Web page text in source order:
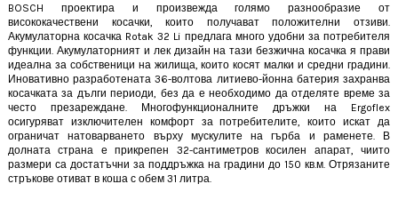
BOSCH проектира и произвежда голямо разнообразие от
висококачествени косачки, които получават положителни отзиви.
Акумулаторна косачка Rotak 32 Li предлага много удобни за потребителя
функции. Акумулаторният и лек дизайн на тази безжична косачка я прави
идеална за собственици на жилища, които косят малки и средни градини.
Иновативно разработената 36-волтова литиево-йонна батерия захранва
косачката за дълги периоди, без да е необходимо да отделяте време за
често презареждане. Многофункционалните дръжки на Ergoflex
осигуряват изключителен комфорт за потребителите, които искат да
ограничат натоварването върху мускулите на гърба и раменете. В
долната страна е прикрепен 32-сантиметров косилен апарат, чиито
размери са достатъчни за поддръжка на градини до 150 кв.м. Отрязаните
стръкове отиват в коша с обем 31 литра.